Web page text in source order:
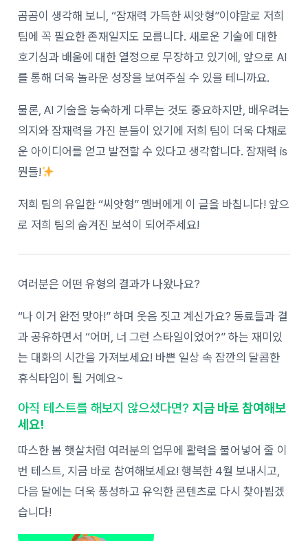
곰곰이 생각해 보니, “잠재력 가득한 씨앗형”이야말로 저희
팀에 꼭 필요한 존재일지도 모릅니다. 새로운 기술에 대한
호기심과 배움에 대한 열정으로 무장하고 있기에, 앞으로 AI
를 통해 더욱 놀라운 성장을 보여주실 수 있을 테니까요.
물론, AI 기술을 능숙하게 다루는 것도 중요하지만, 배우려는
의지와 잠재력을 가진 분들이 있기에 저희 팀이 더욱 다채로
운 아이디어를 얻고 발전할 수 있다고 생각합니다. 잠재력 is
뭔들!
저희 팀의 유일한 “씨앗형” 멤버에게 이 글을 바칩니다! 앞으
로 저희 팀의 숨겨진 보석이 되어주세요!
여러분은 어떤 유형의 결과가 나왔나요?
“나 이거 완전 맞아!” 하며 웃음 짓고 계신가요? 동료들과 결
과 공유하면서 “어머, 너 그런 스타일이었어?” 하는 재미있
는 대화의 시간을 가져보세요! 바쁜 일상 속 잠깐의 달콤한
휴식타임이 될 거예요~
아직 테스트를 해보지 않으셨다면?지금 바로 참여해보
세요!
따스한 봄 햇살처럼 여러분의 업무에 활력을 불어넣어 줄 이
번 테스트, 지금 바로 참여해보세요! 행복한 4월 보내시고,
다음 달에는 더욱 풍성하고 유익한 콘텐츠로 다시 찾아뵙겠
습니다!